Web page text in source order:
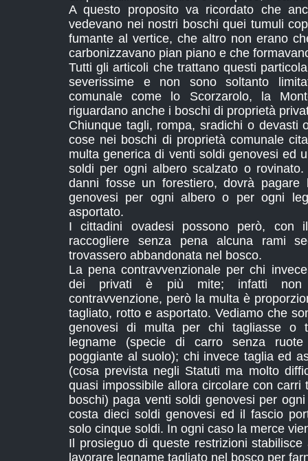
A questo proposito va ricordato che
vedevano nei nostri boschi quei tumuli
fumante al vertice, che altro non erano
carbonizzavano pian piano e che
Tutti gli articoli che trattano questi
severissime e non sono soltanto
comunale come lo Scorzarolo, la
riguardano anche i boschi di proprietà
Chiunque tagli, rompa, sradichi o devasti
cose nei boschi di proprietà comunale
multa generica di venti soldi genovesi ed
soldi per ogni albero scalzato o
danni fosse un forestiero, dovrà
genovesi per ogni albero o per ogni
asportato.
I cittadini ovadesi possono però, con
raccogliere senza pena alcuna rami
trovassero abbandonata nel bosco.
La pena contravvenzionale per chi
dei privati è più mite; infatti non
contravvenzione, però la multa è
tagliato, rotto e asportato. Vediamo che
genovesi di multa per chi tagliasse o
legname (specie di carro senza
poggiante al suolo); chi invece taglia ed
(cosa prevista negli Statuti ma molto
quasi impossibile allora circolare con
boschi) paga venti soldi genovesi per
costa dieci soldi genovesi ed il fascio
solo cinque soldi. In ogni caso la merce
Il prosieguo di queste restrizioni
lavorare legname tagliato nel bosco per